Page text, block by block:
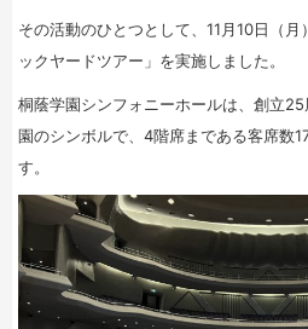
その活動のひとつとして、11月10日（
ックヤードツアー」を実施しました。
桐蔭学園シンフォニーホールは、創立
園のシンボルで、4階席まである客席数
す。